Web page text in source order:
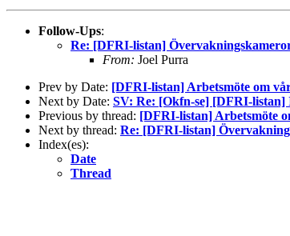
Follow-Ups:
Re: [DFRI-listan]
From: Joel Purra
Prev by Date: [DFRI-listan] Arbetsmöte om
Next by Date: SV: Re: [Okfn-se] [DFRI-listan]
Previous by thread: [DFRI-listan] Arbetsmöte
Next by thread: Re: [DFRI-listan]
Index(es):
Date
Thread